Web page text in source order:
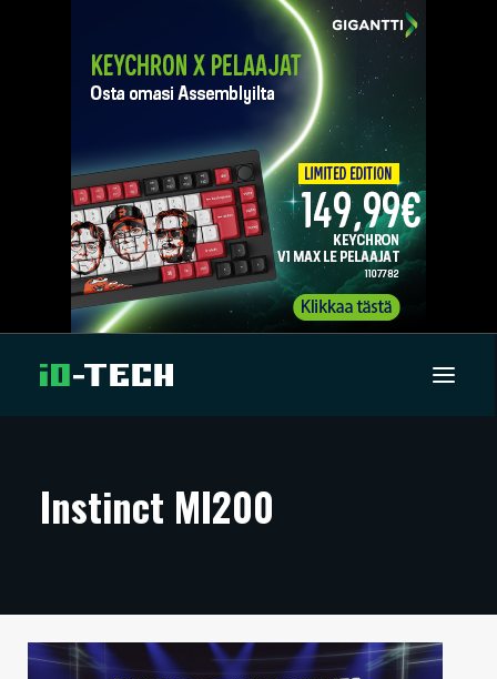
ARTIKKELIT
TECHBBS
TIETOA
Instinct MI200